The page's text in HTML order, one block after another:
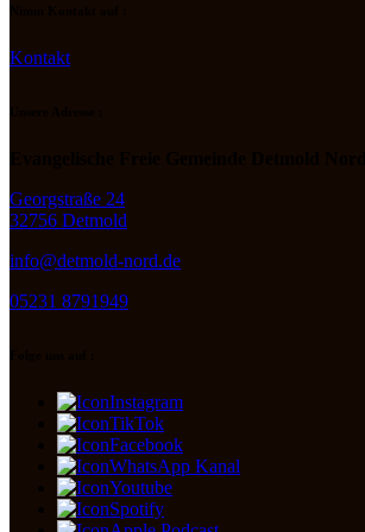
Kontakt
Georgstraße 24
32756 Detmold
info@detmold-nord.de
05231 8791949
Instagram
TikTok
Facebook
WhatsApp Kanal
Youtube
Spotify